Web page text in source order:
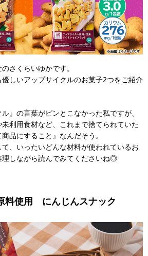
さくらいゆかです。
しいアップサイクルのお菓子2つをご紹介
』の言葉がピンとこなかった私ですが、
利用食材など、これまで捨てられていた
品にすること』なんだそう。
、いったいどんな材料が使われているお
しながら読んでみてくださいね◎
料使用 にんじんスナック